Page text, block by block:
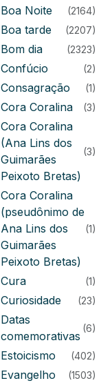
Boa Noite (2164)
Boa tarde (2207)
Bom dia (2323)
Confúcio (2)
Consagração (1)
Cora Coralina (3)
Cora Coralina
(Ana Lins dos
Guimarães
Peixoto Bretas)
(3)
Cora Coralina
(pseudônimo de
Ana Lins dos
Guimarães
Peixoto Bretas)
(1)
Cura (1)
Curiosidade (23)
Datas
comemorativas
(6)
Estoicismo (402)
Evangelho (1503)